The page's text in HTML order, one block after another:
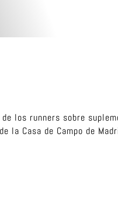
los runners sobre
la Casa de Campo de